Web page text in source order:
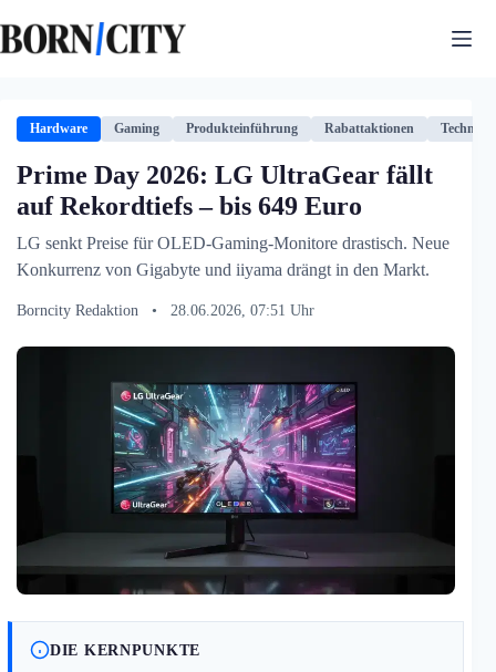
Inhalt
springen
Hardware Gaming Produkteinführung Rabattaktionen
Prime Day 2026: LG UltraGear fällt
auf Rekordtiefs – bis 649 Euro
LG senkt Preise für OLED-Gaming-Monitore drastisch. Neue
Konkurrenz von Gigabyte und iiyama drängt in den Markt.
Borncity Redaktion • 28.06.2026, 07:51 Uhr
DIE KERNPUNKTE